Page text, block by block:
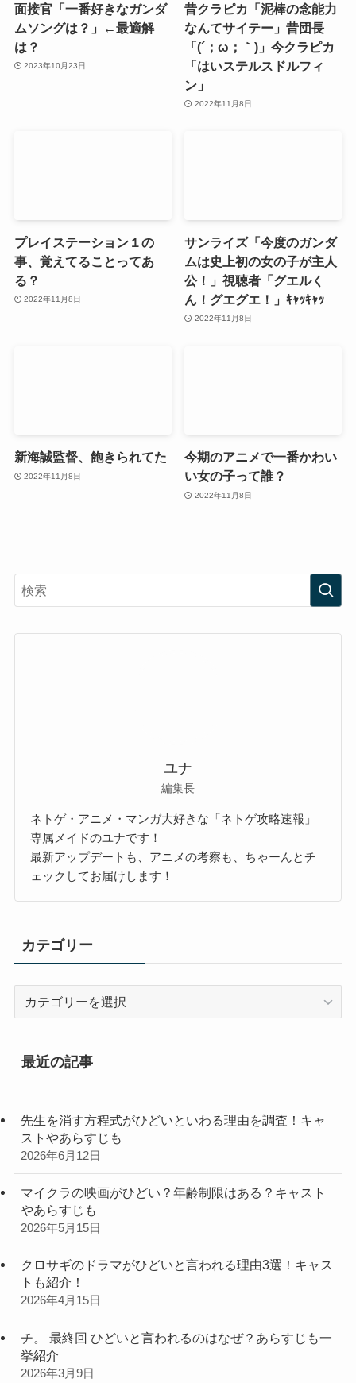
面接官「一番好きなガンダ
ムソングは？」←最適解
は？
2023年10月23日
昔クラピカ「泥棒の念能力
なんてサイテー」昔団長
「(´；ω；｀)」今クラピカ
「はいステルスドルフィ
ン」
2022年11月8日
プレイステーション１の
事、覚えてることってあ
る？
2022年11月8日
サンライズ「今度のガンダ
ムは史上初の女の子が主人
公！」視聴者「グエルく
ん！グエグエ！」ｷｬｯｷｬｯ
2022年11月8日
新海誠監督、飽きられてた
2022年11月8日
今期のアニメで一番かわい
い女の子って誰？
2022年11月8日
ユナ
編集長
ネトゲ・アニメ・マンガ大好きな「ネトゲ攻略速報」
専属メイドのユナです！
最新アップデートも、アニメの考察も、ちゃーんとチ
ェックしてお届けします！
カテゴリー
リ
最近の記事
先生を消す方程式がひどいといわる理由を調査！キャ
ストやあらすじも
2026年6月12日
マイクラの映画がひどい？年齢制限はある？キャスト
やあらすじも
2026年5月15日
クロサギのドラマがひどいと言われる理由3選！キャス
トも紹介！
2026年4月15日
チ。 最終回 ひどいと言われるのはなぜ？あらすじも一
挙紹介
2026年3月9日